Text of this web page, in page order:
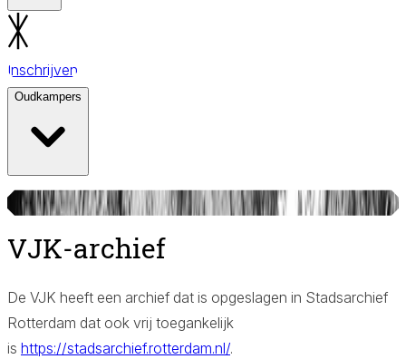
Inschrijven
Oudkampers
© VJK
VJK-archief
Aa
De VJK heeft een archief dat is opgeslagen in Stadsarchief
Rotterdam dat ook vrij toegankelijk
is https://stadsarchief.rotterdam.nl/.